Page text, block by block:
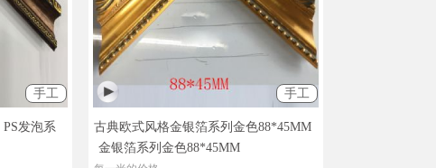
手工
PS发泡系
手工
古典欧式风格金银箔系列金色88*45MM
金银箔系列金色88*45MM